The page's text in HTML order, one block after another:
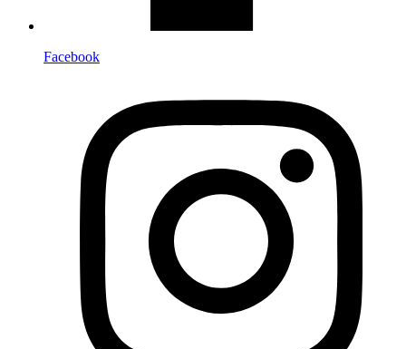
Facebook